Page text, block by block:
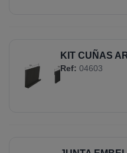
KIT CUÑAS
Ref: 04603